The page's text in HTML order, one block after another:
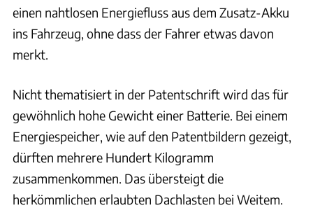
einen nahtlosen Energiefluss aus dem Zusatz-Akku
ins Fahrzeug, ohne dass der Fahrer etwas davon
merkt.
Nicht thematisiert in der Patentschrift wird das für
gewöhnlich hohe Gewicht einer Batterie. Bei einem
Energiespeicher, wie auf den Patentbildern gezeigt,
dürften mehrere Hundert Kilogramm
zusammenkommen. Das übersteigt die
herkömmlichen erlaubten Dachlasten bei Weitem.